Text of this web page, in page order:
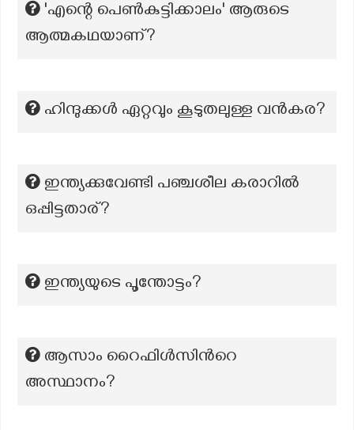
'എന്റെ പെൺകുട്ടിക്കാലം' ആരുടെ
ആത്മകഥയാണ്?
ഹിന്ദുക്കൾ ഏറ്റവും കൂടുതലുള്ള വൻകര?
ഇന്ത്യക്കുവേണ്ടി പഞ്ചശീല കരാറിൽ
ഒപ്പിട്ടതാര്?
ഇന്ത്യയുടെ പൂന്തോട്ടം?
ആസാം റൈഫിൾസിന്‍റെ
അസ്ഥാനം?